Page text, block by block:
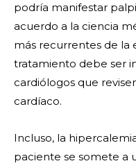
podría manifestar
acuerdo a la ciencia
más recurrentes de la
tratamiento debe ser
cardiólogos que
cardíaco.
Incluso, la
paciente se somete a